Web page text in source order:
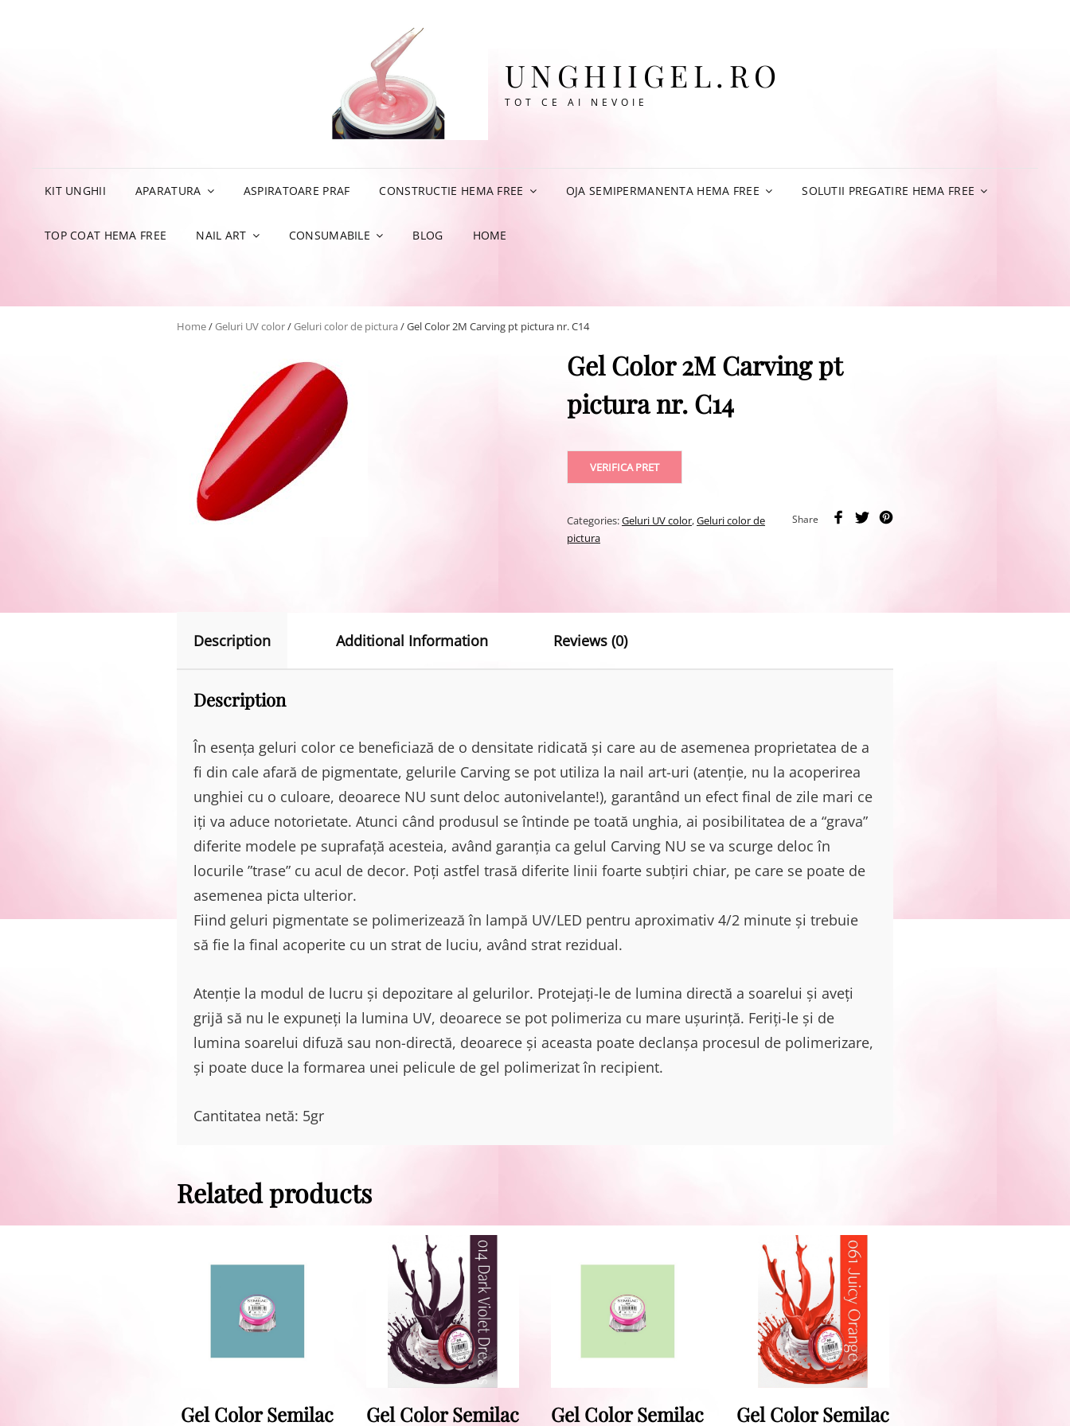
UNGHIIGEL.RO
TOT CE AI NEVOIE
KIT UNGHII APARATURA ASPIRATOARE PRAF CONSTRUCTIE HEMA FREE OJA SEMIPERMANENTA HEMA FREE SOLUTII PREGATIRE HEMA FREE
TOP COAT HEMA FREE NAIL ART CONSUMABILE BLOG HOME
Home/Geluri UV color/Geluri color de pictura / Gel Color 2M Carving pt pictura nr. C14
Gel Color 2M Carving pt
pictura nr. C14
VERIFICA PRET
Share
Categories:Geluri UV color,Geluri color de
pictura
Description Additional Information Reviews (0)
Description
În esența geluri color ce beneficiază de o densitate ridicată și care au de asemenea proprietatea de a
fi din cale afară de pigmentate, gelurile Carving se pot utiliza la nail art-uri (atenție, nu la acoperirea
unghiei cu o culoare, deoarece NU sunt deloc autonivelante!), garantând un efect final de zile mari ce
iți va aduce notorietate. Atunci când produsul se întinde pe toată unghia, ai posibilitatea de a “grava”
diferite modele pe suprafață acesteia, având garanția ca gelul Carving NU se va scurge deloc în
locurile ”trase” cu acul de decor. Poți astfel trasă diferite linii foarte subțiri chiar, pe care se poate de
asemenea picta ulterior.
Fiind geluri pigmentate se polimerizează în lampă UV/LED pentru aproximativ 4/2 minute și trebuie
să fie la final acoperite cu un strat de luciu, având strat rezidual.
Atenție la modul de lucru și depozitare al gelurilor. Protejați-le de lumina directă a soarelui și aveți
grijă să nu le expuneți la lumina UV, deoarece se pot polimeriza cu mare ușurință. Feriți-le și de
lumina soarelui difuză sau non-directă, deoarece și aceasta poate declanșa procesul de polimerizare,
și poate duce la formarea unei pelicule de gel polimerizat în recipient.
Cantitatea netă: 5gr
Related products
Gel Color Semilac
Gel Color Semilac
Gel Color Semilac
Gel Color Semilac